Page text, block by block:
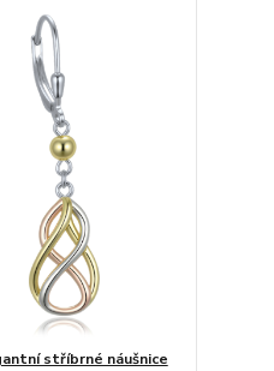
stříbrné náušnice